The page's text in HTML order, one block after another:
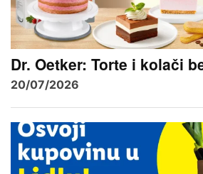
Dr. Oetker: Torte i kolači
20/07/2026